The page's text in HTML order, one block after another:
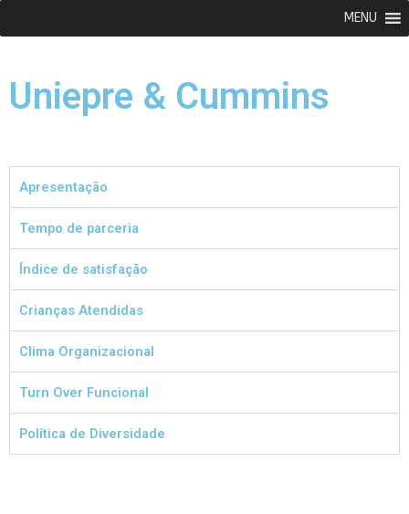
MENU
Uniepre & Cummins
Apresentação
Tempo de parceria
Índice de satisfação
Crianças Atendidas
Clima Organizacional
Turn Over Funcional
Política de Diversidade